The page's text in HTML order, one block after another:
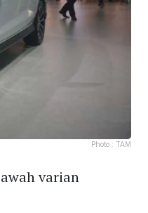
Photo : TAM
varian